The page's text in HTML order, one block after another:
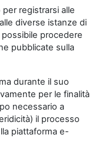
registrarsi alle
diverse istanze di
procedere
pubblicate sulla
durante il suo
per le finalità
necessario a
il processo
piattaforma e-